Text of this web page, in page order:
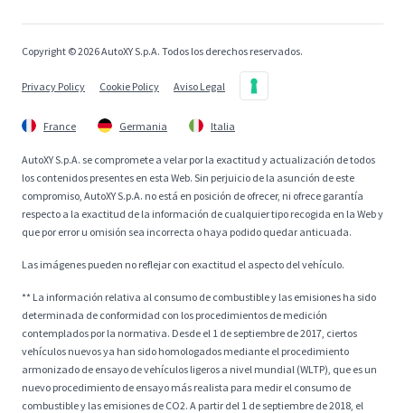
Copyright © 2026 AutoXY S.p.A. Todos los derechos reservados.
Privacy Policy Cookie Policy Aviso Legal
France Germania Italia
AutoXY S.p.A. se compromete a velar por la exactitud y actualización de todos
los contenidos presentes en esta Web. Sin perjuicio de la asunción de este
compromiso, AutoXY S.p.A. no está en posición de ofrecer, ni ofrece garantía
respecto a la exactitud de la información de cualquier tipo recogida en la Web y
que por error u omisión sea incorrecta o haya podido quedar anticuada.
Las imágenes pueden no reflejar con exactitud el aspecto del vehículo.
** La información relativa al consumo de combustible y las emisiones ha sido
determinada de conformidad con los procedimientos de medición
contemplados por la normativa. Desde el 1 de septiembre de 2017, ciertos
vehículos nuevos ya han sido homologados mediante el procedimiento
armonizado de ensayo de vehículos ligeros a nivel mundial (WLTP), que es un
nuevo procedimiento de ensayo más realista para medir el consumo de
combustible y las emisiones de CO2. A partir del 1 de septiembre de 2018, el